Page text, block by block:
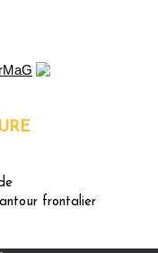
frontalier